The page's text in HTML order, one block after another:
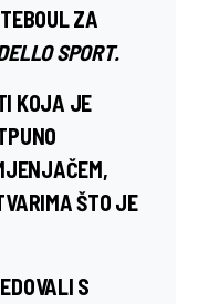
ZA
SPORT.
KOJA JE
ŠTO JE
S